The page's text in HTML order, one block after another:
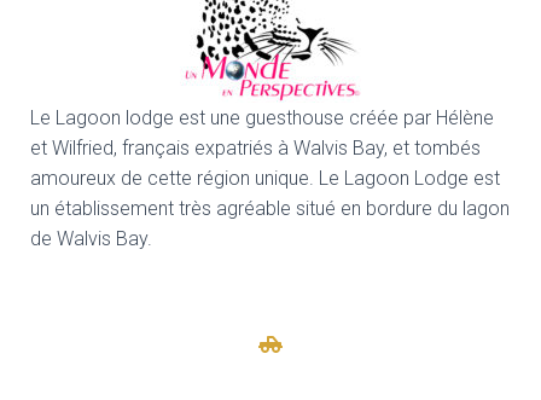
Le Lagoon lodge est une guesthouse créée par Hélène
et Wilfried, français expatriés à Walvis Bay, et tombés
amoureux de cette région unique. Le Lagoon Lodge est
un établissement très agréable situé en bordure du lagon
de Walvis Bay.